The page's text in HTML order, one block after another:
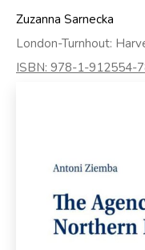
Zuzanna Sarnecka
London-Turnhout:
ISBN: 978-1-912554-